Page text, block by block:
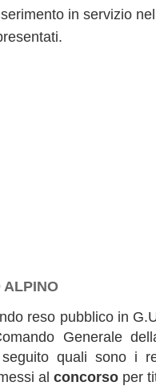
in servizio
ALPINO
reso pubblico in
Generale
quali sono i
al concorso per